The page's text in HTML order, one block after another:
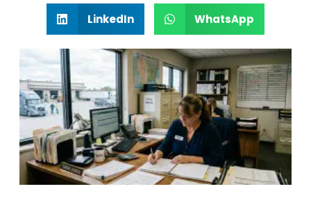
LinkedIn WhatsApp